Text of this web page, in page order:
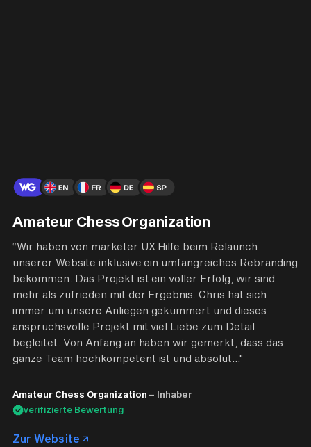
Amateur Chess Organization
“Wir haben von marketer UX Hilfe beim Relaunch
unserer Website inklusive ein umfangreiches Rebranding
bekommen. Das Projekt ist ein voller Erfolg, wir sind
mehr als zufrieden mit der Ergebnis. Chris hat sich
immer um unsere Anliegen gekümmert und dieses
anspruchsvolle Projekt mit viel Liebe zum Detail
begleitet. Von Anfang an haben wir gemerkt, dass das
ganze Team hochkompetent ist und absolut..."
Amateur Chess Organization – Inhaber
verifizierte Bewertung
Zur Website